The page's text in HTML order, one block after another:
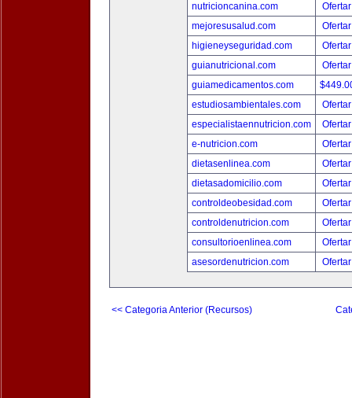
nutricioncanina.com
mejoresusalud.com
higieneyseguridad.com
guianutricional.com
guiamedicamentos.com
estudiosambientales.com
especialistaennutricion.com
e-nutricion.com
dietasenlinea.com
dietasadomicilio.com
controldeobesidad.com
controldenutricion.com
consultorioenlinea.com
asesordenutricion.com
<< Categoria Anterior (Recursos)